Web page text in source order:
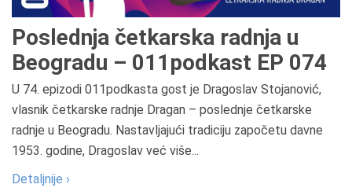
Poslednja četkarska radnja u
Beogradu – 011podkast EP 074
U 74. epizodi 011podkasta gost je Dragoslav Stojanović,
vlasnik četkarske radnje Dragan – poslednje četkarske
radnje u Beogradu. Nastavljajući tradiciju započetu davne
1953. godine, Dragoslav već više...
Detaljnije ›